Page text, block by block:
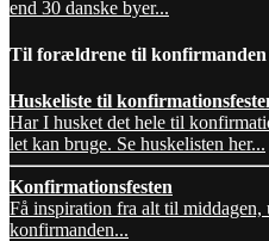
end 30 danske byer...
Til forældrene til konfirmanden
Huskeliste til
Har I husket det hele til
let kan bruge. Se huskelisten her...
Konfirmationsfesten
Få inspiration fra alt til
konfirmanden...